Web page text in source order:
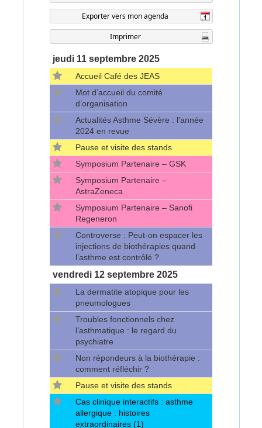
jeudi 11 septembre 2025
Accueil Café des JEAS
Mot d’accueil du comité
d’organisation
Actualités Asthme Sévère : l'année
2024 en revue
Pause et visite des stands
Symposium Partenaire – GSK
Symposium Partenaire –
AstraZeneca
Symposium Partenaire – Sanofi
Regeneron
Controverse : Peut-on espacer les
injections de biothérapies quand
l’asthme est contrôlé ?
vendredi 12 septembre 2025
La dermatite atopique pour les
pneumologues
Troubles fonctionnels chez
l’asthmatique : le regard du
psychiatre
Non répondeurs à la biothérapie :
comment réfléchir ?
Pause et visite des stands
Cas clinique interactifs : asthme
allergique : histoires
extraordinaires (1)